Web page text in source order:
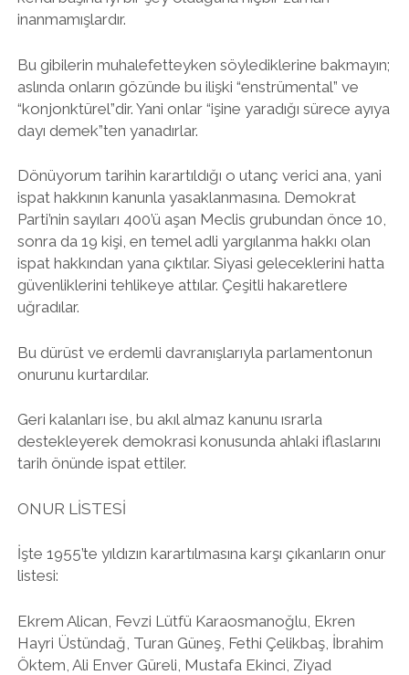
inanmamışlardır.
Bu gibilerin muhalefetteyken söylediklerine bakmayın;
aslında onların gözünde bu ilişki “enstrümental” ve
“konjonktürel”dir. Yani onlar “işine yaradığı sürece ayıya
dayı demek”ten yanadırlar.
Dönüyorum tarihin karartıldığı o utanç verici ana, yani
ispat hakkının kanunla yasaklanmasına. Demokrat
Parti’nin sayıları 400’ü aşan Meclis grubundan önce 10,
sonra da 19 kişi, en temel adli yargılanma hakkı olan
ispat hakkından yana çıktılar. Siyasi geleceklerini hatta
güvenliklerini tehlikeye attılar. Çeşitli hakaretlere
uğradılar.
Bu dürüst ve erdemli davranışlarıyla parlamentonun
onurunu kurtardılar.
Geri kalanları ise, bu akıl almaz kanunu ısrarla
destekleyerek demokrasi konusunda ahlaki iflaslarını
tarih önünde ispat ettiler.
ONUR LİSTESİ
İşte 1955’te yıldızın karartılmasına karşı çıkanların onur
listesi:
Ekrem Alican, Fevzi Lütfü Karaosmanoğlu, Ekren
Hayri Üstündağ, Turan Güneş, Fethi Çelikbaş, İbrahim
Öktem, Ali Enver Güreli, Mustafa Ekinci, Ziyad